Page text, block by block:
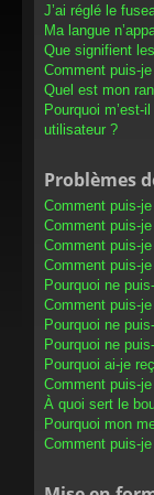
J’ai réglé le
Ma langue
Que signifient
Comment puis-
Quel est mon
Pourquoi m’est-
utilisateur ?
Problèmes
Comment puis-
Comment puis-
Comment puis-
Comment puis-
Pourquoi ne
Comment puis-
Pourquoi ne
Pourquoi ne
Pourquoi ai-je
Comment puis-
À quoi sert le
Pourquoi mon
Comment puis-